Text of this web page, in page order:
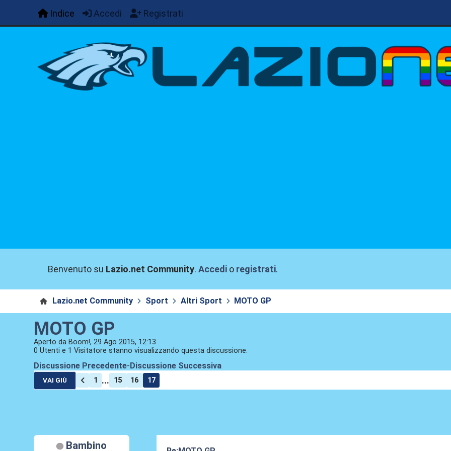
Indice Accedi Registrati
Benvenuto su Lazio.net Community.Accedi o registrati.
Lazio.net Community Sport Altri Sport MOTO GP
MOTO GP
Aperto da Boom!, 29 Ago 2015, 12:13
0 Utenti e 1 Visitatore stanno visualizzando questa discussione.
Discussione Precedente- Discussione Successiva
VAI GIÙ 1 ... 15 16 17
Bambino